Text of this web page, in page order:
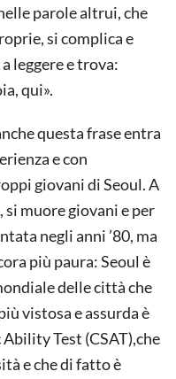
parole altrui, che
si complica e
leggere e trova:
qui».
questa frase entra
e con
giovani di Seoul. A
muore giovani e per
negli anni ’80, ma
più paura: Seoul è
delle città che
vistosa e assurda è
Test (CSAT),che
e che di fatto è